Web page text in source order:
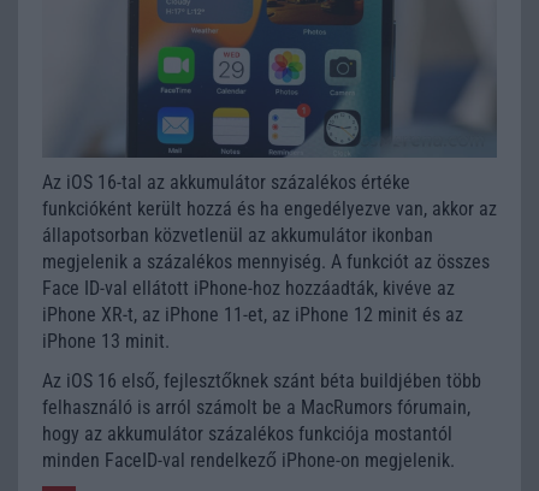
Az iOS 16-tal az akkumulátor százalékos értéke
funkcióként került hozzá és ha engedélyezve van, akkor az
állapotsorban közvetlenül az akkumulátor ikonban
megjelenik a százalékos mennyiség. A funkciót az összes
Face ID-val ellátott iPhone-hoz hozzáadták, kivéve az
iPhone XR-t, az iPhone 11-et, az iPhone 12 minit és az
iPhone 13 minit.
Az iOS 16 első, fejlesztőknek szánt béta buildjében több
felhasználó is arról számolt be a MacRumors fórumain,
hogy az akkumulátor százalékos funkciója mostantól
minden FaceID-val rendelkező iPhone-on megjelenik.